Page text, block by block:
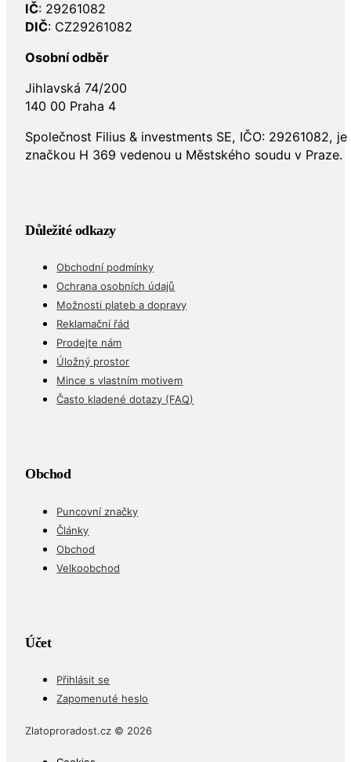
IČ: 29261082
DIČ: CZ29261082
Osobní odběr
Jihlavská 74/200
140 00 Praha 4
Společnost Filius & investments SE, IČO: 29261082,
značkou H 369 vedenou u Městského soudu v Praze.
Důležité odkazy
Obchodní podmínky
Ochrana osobních údajů
Možnosti plateb a dopravy
Reklamační řád
Prodejte nám
Úložný prostor
Mince s vlastním motivem
Často kladené dotazy (FAQ)
Obchod
Puncovní značky
Články
Obchod
Velkoobchod
Účet
Přihlásit se
Zapomenuté heslo
Zlatoproradost.cz © 2026